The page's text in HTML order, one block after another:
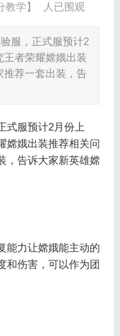
教学】 人已围观
服，正式服预计2
王者荣耀嫦娥出装
推荐一套出装，告
服预计2月份上
嫦娥出装推荐相关问
，告诉大家新英雄嫦
力让嫦娥能主动的
和伤害，可以作为团